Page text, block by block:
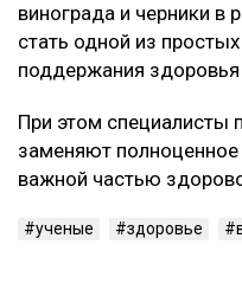
винограда и черники в
стать одной из
поддержания
При этом специалисты
заменяют полноценное
важной частью
ученые здоровье